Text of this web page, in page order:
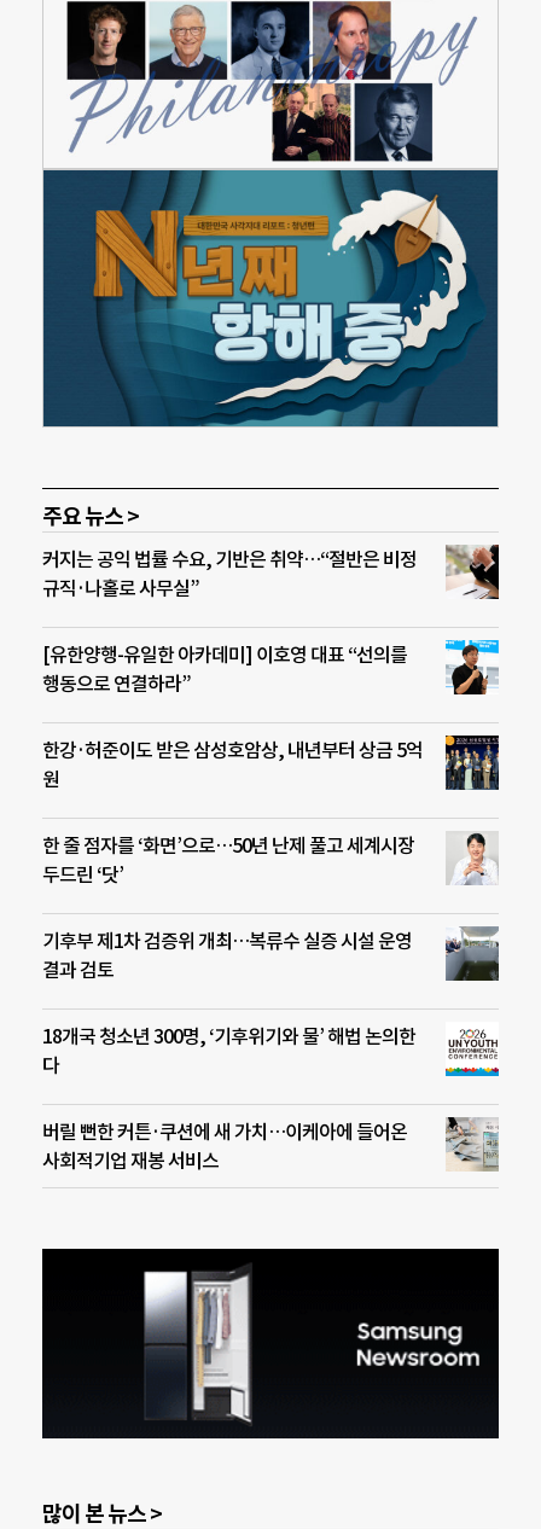
주요 뉴스 >
커지는 공익 법률 수요, 기반은 취약…“절반은 비정
규직·나홀로 사무실”
[유한양행-유일한 아카데미] 이호영 대표 “선의를
행동으로 연결하라”
한강·허준이도 받은 삼성호암상, 내년부터 상금 5억
원
한 줄 점자를 ‘화면’으로…50년 난제 풀고 세계시장
두드린 ‘닷’
기후부 제1차 검증위 개최…복류수 실증 시설 운영
결과 검토
18개국 청소년 300명, ‘기후위기와 물’ 해법 논의한
다
버릴 뻔한 커튼·쿠션에 새 가치…이케아에 들어온
사회적기업 재봉 서비스
많이 본 뉴스 >